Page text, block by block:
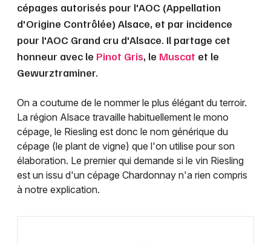
Activité & Expérience
Manifestations
Foires & salons
Spectacles
Concerts
Sports
Soirées
Sorties famille
Lyon
Marseille
Mulhouse
Nantes
Nice
Paris
Strasbourg
cépages autorisés pour l'AOC (Appellation
d'Origine Contrôlée) Alsace, et par incidence
pour l'AOC Grand cru d'Alsace. Il partage cet
honneur avec le Pinot Gris, le Muscat et le
Gewurztraminer.
On a coutume de le nommer le plus élégant du terroir.
La région Alsace travaille habituellement le mono
cépage, le Riesling est donc le nom générique du
cépage (le plant de vigne) que l'on utilise pour son
élaboration. Le premier qui demande si le vin Riesling
est un issu d'un cépage Chardonnay n'a rien compris
à notre explication.